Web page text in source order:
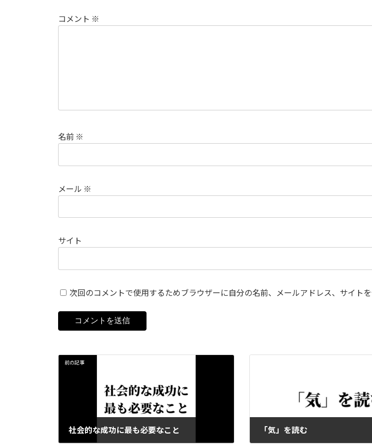
コメント ※
名前 ※
メール ※
サイト
次回のコメントで使用するためブラウザーに自分の名前、メールアドレス、サイトを
前の記事
社会的な成功に最も必要なこと 「気」を読む